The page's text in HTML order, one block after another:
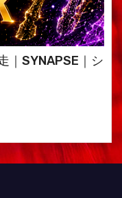
｜SYNAPSE｜シ